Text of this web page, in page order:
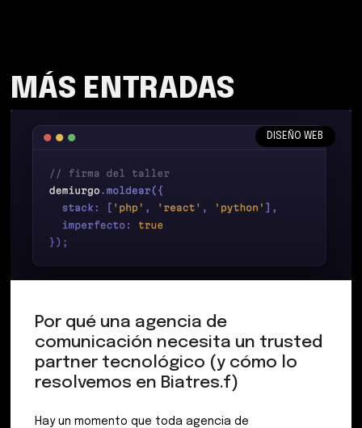
MÁS ENTRADAS
DISEÑO WEB
Por qué una agencia de
comunicación necesita un trusted
partner tecnológico (y cómo lo
resolvemos en Biatres.f)
Hay un momento que toda agencia de